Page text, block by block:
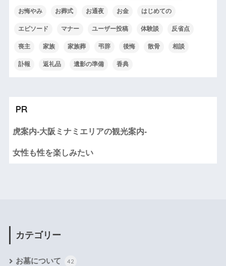
お悔やみ お葬式 お通夜 お金 はじめての
エピソード マナー ユーザー投稿 体験談 反省点
喪主 家族 家族葬 弔辞 後悔 散骨 相談
訃報 返礼品 遺影の準備 香典
PR
虎案内-大阪ミナミエリアの観光案内-
女性も性を楽しみたい
カテゴリー
お墓について 42